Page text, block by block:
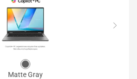
Matte Gray